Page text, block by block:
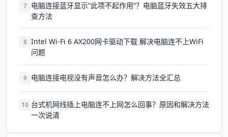
7 电脑连接蓝牙显示“此项不起作用”？电脑蓝牙失效五大排
查方法
8 Intel Wi-Fi 6 AX200网卡驱动下载 解决电脑连不上WiFi
问题
9 电脑连接电视没有声音怎么办？解决方法全汇总
10 台式机网线插上电脑连不上网怎么回事？原因和解决方法
一次说清